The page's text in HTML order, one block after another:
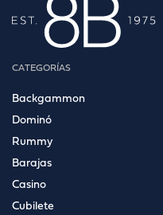
CATEGORÍAS
Backgammon
Dominó
Rummy
Barajas
Casino
Cubilete